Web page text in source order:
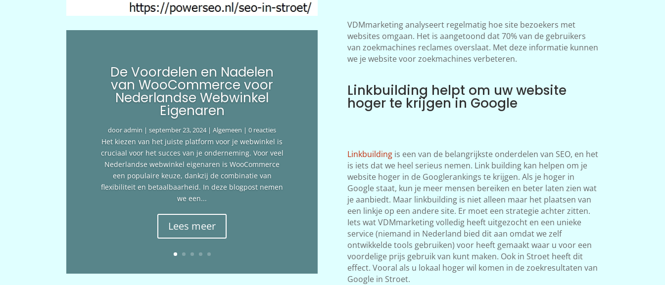
De Voordelen en Nadelen
van WooCommerce voor
Nederlandse Webwinkel
Eigenaren
dooradmin |september 23, 2024|Algemeen | 0 reacties
Het kiezen van het juiste platform voor je webwinkel is
cruciaal voor het succes van je onderneming. Voor veel
Nederlandse webwinkel eigenaren is WooCommerce
een populaire keuze, dankzij de combinatie van
flexibiliteit en betaalbaarheid. In deze blogpost nemen
we een...
Lees meer
VDMmarketing analyseert regelmatig hoe site bezoekers met
websites omgaan. Het is aangetoond dat 70% van de gebruikers
van zoekmachines reclames overslaat. Met deze informatie kunnen
we je website voor zoekmachines verbeteren.
Linkbuilding helpt om uw website
hoger te krijgen in Google
Linkbuildingis een van de belangrijkste onderdelen van SEO, en het
is iets dat we heel serieus nemen. Link building kan helpen om je
website hoger in de Googlerankings te krijgen. Als je hoger in
Google staat, kun je meer mensen bereiken en beter laten zien wat
je aanbiedt. Maar linkbuilding is niet alleen maar het plaatsen van
een linkje op een andere site. Er moet een strategie achter zitten.
Iets wat VDMmarketing volledig heeft uitgezocht en een unieke
service (niemand in Nederland bied dit aan omdat we zelf
ontwikkelde tools gebruiken) voor heeft gemaakt waar u voor een
voordelige prijs gebruik van kunt maken. Ook in Stroet heeft dit
effect. Vooral als u lokaal hoger wil komen in de zoekresultaten van
Google in Stroet.